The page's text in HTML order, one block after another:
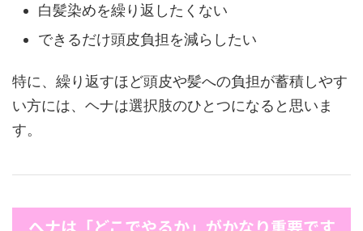
白髪染めを繰り返したくない
できるだけ頭皮負担を減らしたい
特に、繰り返すほど頭皮や髪への負担が蓄積しやす
い方には、ヘナは選択肢のひとつになると思いま
す。